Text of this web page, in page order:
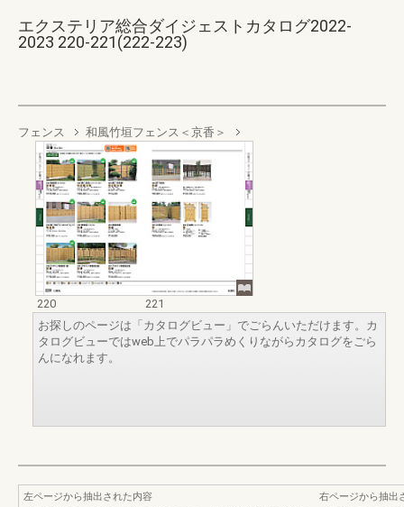
エクステリア総合ダイジェストカタログ2022-
2023 220-221(222-223)
フェンス 和風竹垣フェンス＜京香＞
220
221
お探しのページは「カタログビュー」でごらんいただけます。カ
タログビューではweb上でパラパラめくりながらカタログをごら
んになれます。
左ページから抽出された内容
右ページから抽出